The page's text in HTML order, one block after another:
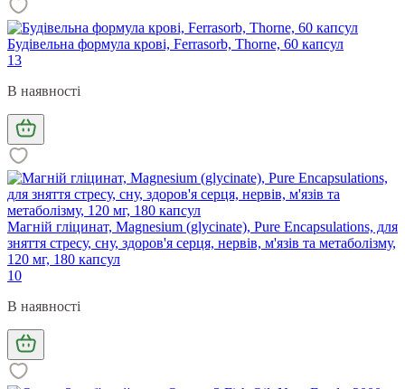
Будівельна формула крові, Ferrasorb, Thorne, 60 капсул
13
В наявності
Магній гліцинат, Magnesium (glycinate), Pure Encapsulations, для
зняття стресу, сну, здоров'я серця, нервів, м'язів та метаболізму,
120 мг, 180 капсул
10
В наявності